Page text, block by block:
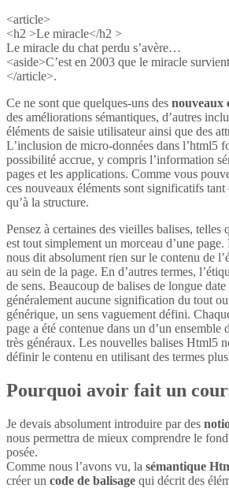
<article>
<h2 >Le miracle</h2 >
Le miracle du chat perdu s’avère…
<aside>C’est en 2003 que le miracle
</article>.
Ce ne sont que quelques-uns des nouveaux
des améliorations sémantiques, d’autres
éléments de saisie utilisateur ainsi que des
L’inclusion de micro-données dans l’html5
possibilité accrue, y compris l’information
pages et les applications. Comme vous
ces nouveaux éléments sont significatifs tant
qu’à la structure.
Pensez à certaines des vieilles balises, telles
est tout simplement un morceau d’une
nous dit absolument rien sur le contenu de
au sein de la page. En d’autres termes,
de sens. Beaucoup de balises de longue date
généralement aucune signification du tout
générique, un sens vaguement défini.
page a été contenue dans un d’un ensemble
très généraux. Les nouvelles balises Html5
définir le contenu en utilisant des termes
Pourquoi avoir fait un
Je devais absolument introduire par des
nous permettra de mieux comprendre le
posée.
Comme nous l’avons vu, la sémantique
créer un code de balisage qui décrit des